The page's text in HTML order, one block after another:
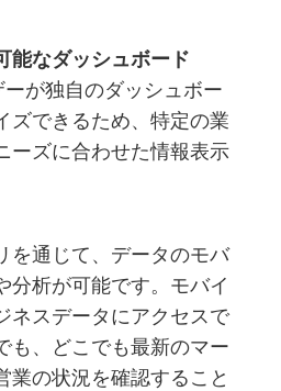
能なダッシュボード
が独自のダッシュボー
ズできるため、特定の業
ーズに合わせた情報表示
を通じて、データのモバ
分析が可能です。モバイ
ネスデータにアクセスで
も、どこでも最新のマー
業の状況を確認すること